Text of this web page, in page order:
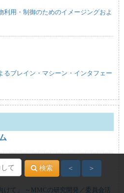
検索 ＜ ＞
利用・制御のためのイメージングおよ
るブレイン・マシーン・インタフェー
けて」 ～MMCの研究開発／委員会活